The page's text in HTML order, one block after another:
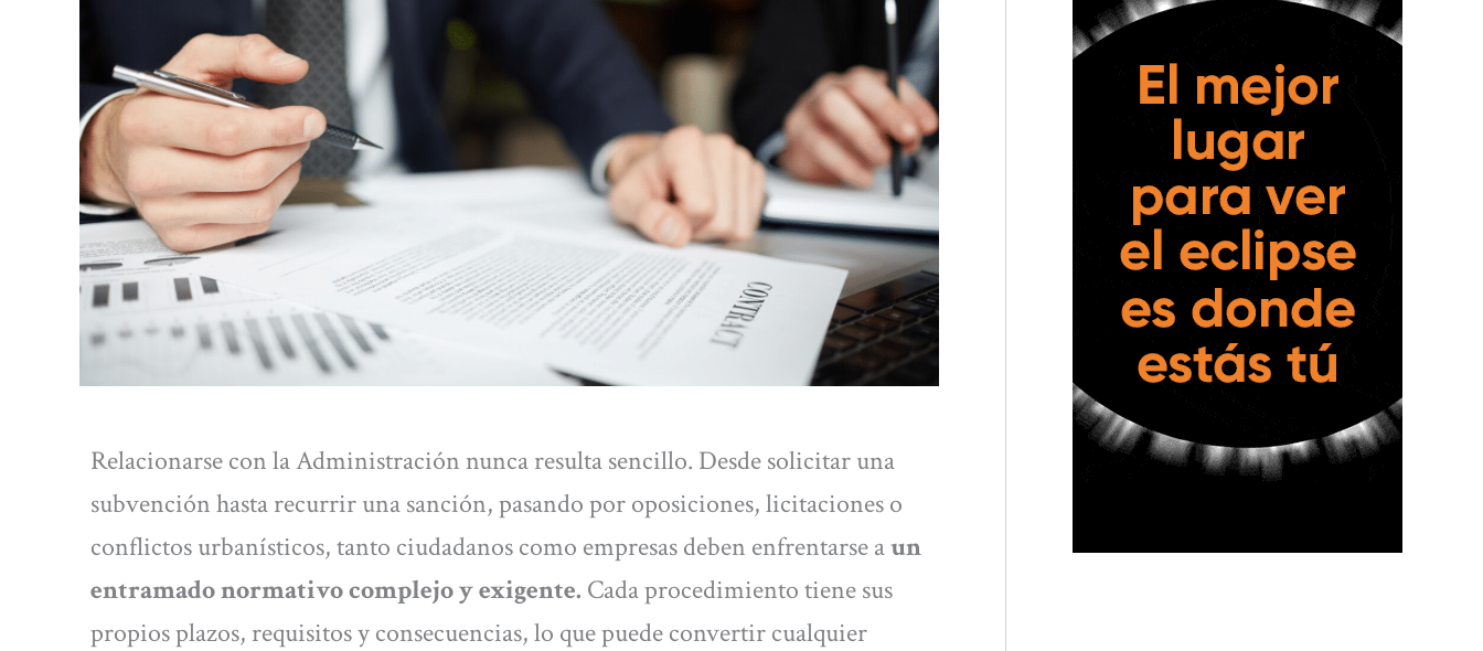
Relacionarse con la Administración nunca resulta sencillo. Desde solicitar una
subvención hasta recurrir una sanción, pasando por oposiciones, licitaciones o
conflictos urbanísticos, tanto ciudadanos como empresas deben enfrentarse aun
entramado normativo complejo y exigente. Cada procedimiento tiene sus
propios plazos, requisitos y consecuencias, lo que puede convertir cualquier